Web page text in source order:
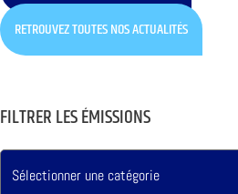
RETROUVEZ TOUTES NOS ACTUALITÉS
FILTRER LES ÉMISSIONS